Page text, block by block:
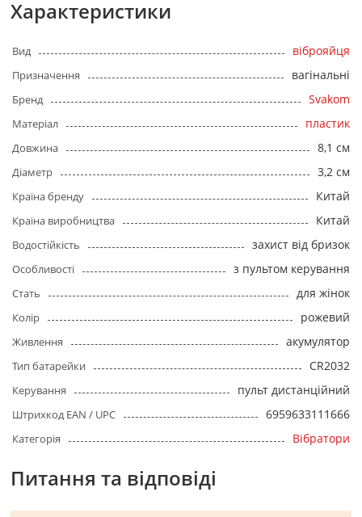
Характеристики
Вид віброяйця
Призначення вагінальні
Бренд Svakom
Матеріал пластик
Довжина 8,1 см
Діаметр 3,2 см
Країна бренду Китай
Країна виробництва Китай
Водостійкість захист від бризок
Особливості з пультом керування
Стать для жінок
Колір рожевий
Живлення акумулятор
Тип батарейки CR2032
Керування пульт дистанційний
Штрихкод EAN / UPC 6959633111666
Категорія Вібратори
Питання та відповіді